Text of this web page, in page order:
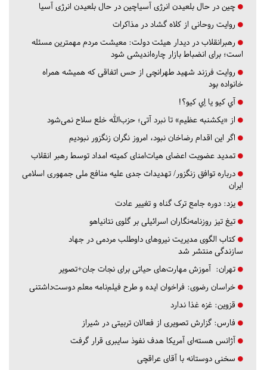
چین در حال بلعیدن انرژی آسیاچین در حال بلعیدن انرژی آسیا
روایت روحانی از کلاه گشاد در مذاکرات
رهبرانقلاب در دیدار هیئت دولت: معیشت مردم مهمترین مسئله
است؛ برای انضباط بازار چاره‌اندیشی شود
روایت فرزند شهید طهرانچی از حس اتفاقی که همیشه همراه
خانواده بود
آي كيو يا اِي كيو؟!
از «یکشنبه عظیم» تا نبرد آتی؛ حزب‌الله خلع سلاح نمی‌شود
اگر این اقدام رضاخان نبود، امروز نگران زنگزور نبودیم
تمدید عضویت اعضای هیات‌امنای کمیته امداد توسط رهبر انقلاب
درباره توافق زنگزور/ تهدیدات جدی علیه منافع ملی جمهوری اسلامی
ایران
یزد: دوره جامع ترک گناه و تغییر عادت
تیغ تیز روزنامه‌نگاران اسرائیلی بر گلوی نتانیاهو
کتاب الگوی مدیریت نیروهای داوطلب مردمی در جهاد
سازندگی منتشر شد
تهران: آموزش مهارت‌های حیاتی برای نجات جان+تصویر
خراسان رضوی: فراخوان ایده و طرح فیلم‌نامه معلم دوست‌داشتنی
قزوین: غزه غذا ندارد
فارس: گزارش تصویری از فعالان تربیتی در شیراز
آژانس هسته‌ای آمریکا هدف نفوذ سایبری قرار گرفت
سخنی دوستانه با آقای عراقچی